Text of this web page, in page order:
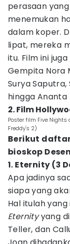
perasaan
menemukan
dalam koper.
lipat, mereka
itu. Film ini
Gempita Nora
Surya Saputra,
hingga Ananta
2. Film
Poster film Five
Freddy's 2)
Berikut
bioskop
1. Eternity (3
Apa jadinya
siapa yang
Hal itulah
Eternityyang
Teller, dan